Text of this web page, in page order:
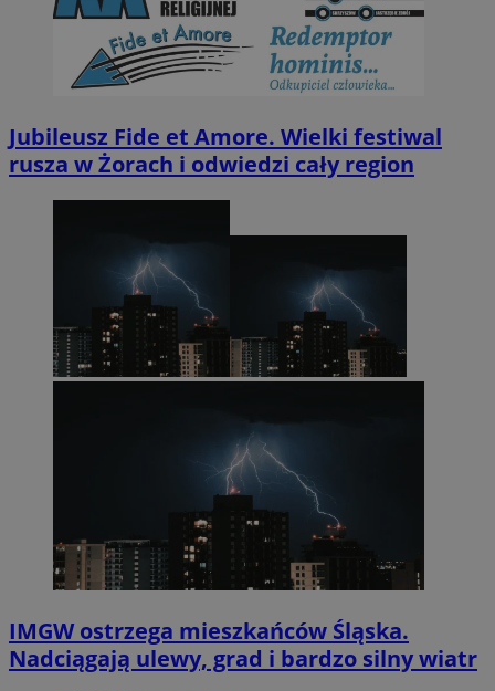
Jubileusz Fide et Amore. Wielki festiwal
rusza w Żorach i odwiedzi cały region
IMGW ostrzega mieszkańców Śląska.
Nadciągają ulewy, grad i bardzo silny wiatr